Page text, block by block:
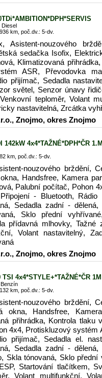
Diesel
km, poč.dv.: 5-dv.
Asistent-nouzového
sedačka Isofix,
Klimatizovaná
ASR, Převodovka
přijímač, Sedadla
světel, Senzor únavy
teploměr, Volant
nastavitelná, Zrcátka
Znojmo, okres Znojmo
4x4*TAŽNÉ*DPH*ČR
km, poč.dv.: 5-dv.
nouzového brždění,
Handsfree, Kamera
Palubní počítač, Pohon
- Bluetooth, Rádio
Sedadla zadní -
Sklo přední
přídavná mlhovky, Tažné
Volant nastavitelný,
Znojmo, okres Znojmo
4x4*STYLE+*TAŽNÉ*ČR 1M
km, poč.dv.: 5-dv.
nouzového brždění,
okna, Handsfree,
přihrádka, Kontrola tlaku
4x4, Protiskluzový systém
přijímač, Sedadla el.
Sedadla zadní -
Skla tónovaná, Sklo
Startování tlačítkem,
Volant multifunkční,